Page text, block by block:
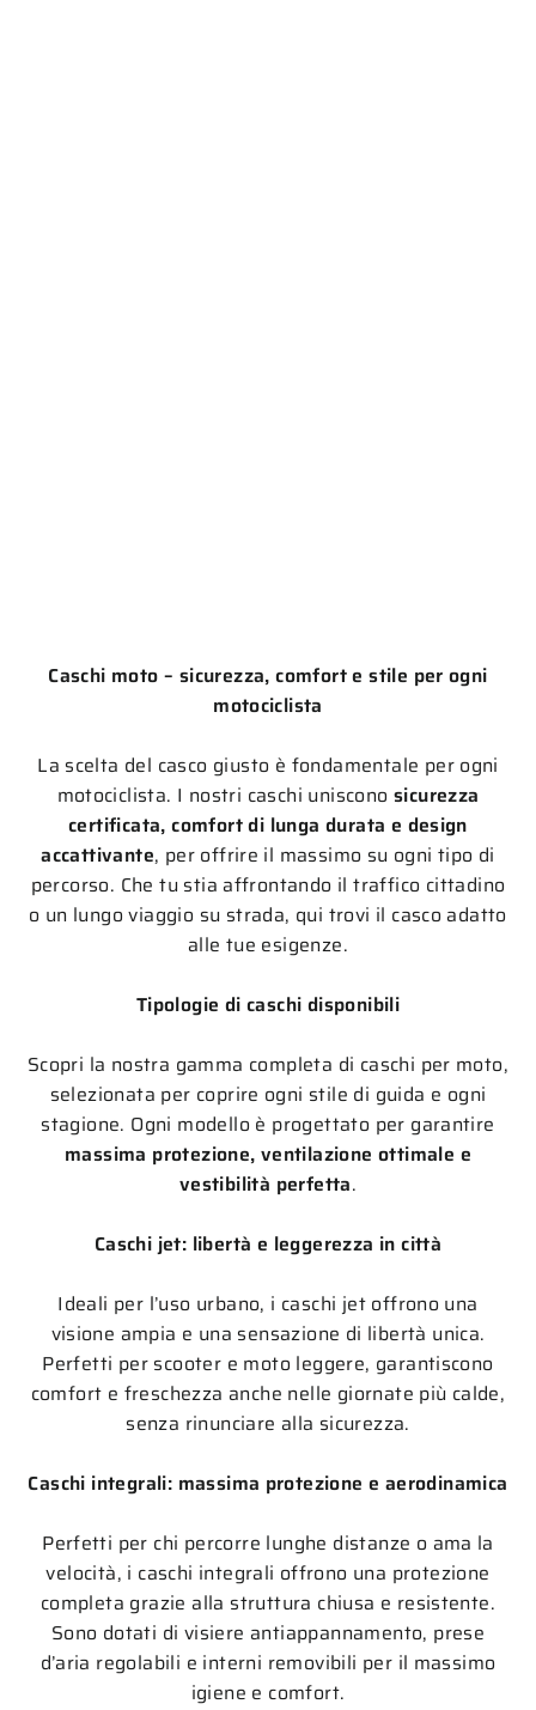
Caschi moto – sicurezza, comfort e stile per ogni
motociclista
La scelta del casco giusto è fondamentale per ogni
motociclista. I nostri caschi uniscono sicurezza
certificata, comfort di lunga durata e design
accattivante, per offrire il massimo su ogni tipo di
percorso. Che tu stia affrontando il traffico cittadino
o un lungo viaggio su strada, qui trovi il casco adatto
alle tue esigenze.
Tipologie di caschi disponibili
Scopri la nostra gamma completa di caschi per moto,
selezionata per coprire ogni stile di guida e ogni
stagione. Ogni modello è progettato per garantire
massima protezione, ventilazione ottimale e
vestibilità perfetta.
Caschi jet: libertà e leggerezza in città
Ideali per l’uso urbano, i caschi jet offrono una
visione ampia e una sensazione di libertà unica.
Perfetti per scooter e moto leggere, garantiscono
comfort e freschezza anche nelle giornate più calde,
senza rinunciare alla sicurezza.
Caschi integrali: massima protezione e aerodinamica
Perfetti per chi percorre lunghe distanze o ama la
velocità, i caschi integrali offrono una protezione
completa grazie alla struttura chiusa e resistente.
Sono dotati di visiere antiappannamento, prese
d’aria regolabili e interni removibili per il massimo
igiene e comfort.